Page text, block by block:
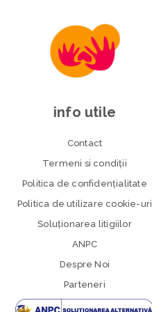
info utile
Contact
Termeni si condiţii
Politica de confidenţialitate
Politica de utilizare cookie-uri
Soluționarea litigiilor
ANPC
Despre Noi
Parteneri